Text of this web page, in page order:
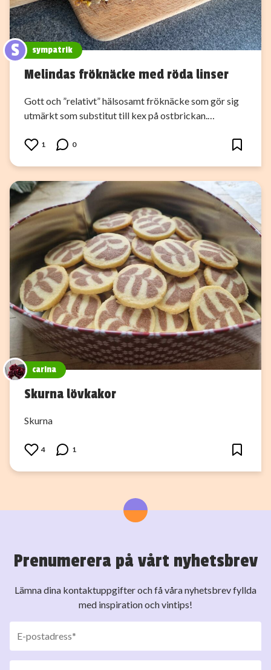
S sympatrik
Melindas fröknäcke med röda linser
Gott och ”relativt” hälsosamt fröknäcke som gör sig
utmärkt som substitut till kex på ostbrickan.…
1 0
carina
Skurna lövkakor
Skurna
4 1
Prenumerera på vårt nyhetsbrev
Lämna dina kontaktuppgifter och få våra nyhetsbrev fyllda
med inspiration och vintips!